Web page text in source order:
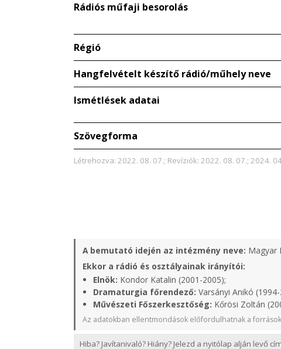
Rádiós műfaji besorolás
Régió
Hangfelvételt készítő rádió/műhely neve
Ismétlések adatai
Szövegforma
Létrehozva: 2022. 08. 07.; Revíziók: 2022. 08. 07.; 2024.
A bemutató idején az intézmény neve: Magyar
Ekkor a rádió és osztályainak irányítói:
Elnök: Kondor Katalin (2001-2005);
Dramaturgia főrendező: Varsányi Anikó
Művészeti Főszerkesztőség: Kőrösi Zoltán
Az adatokban ellentmondások előfordulhatnak a
Hiba? Javítanivaló? Hiány? Jelezd a nyitólap alján levő